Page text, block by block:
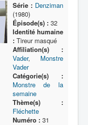
Série : Denziman
(1980)
Épisode(s) :32
Identité humaine
:Tireur masqué
Affiliation(s) :
Vader, Monstre
Vader
Catégorie(s) :
Monstre de la
semaine
Thème(s) :
Fléchette
Numéro :31